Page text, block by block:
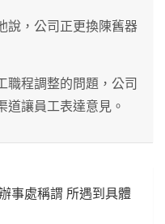
說，公司正更換陳舊器
職程調整的問題，公司
道讓員工表達意見。
事處稱謂 所遇到具體